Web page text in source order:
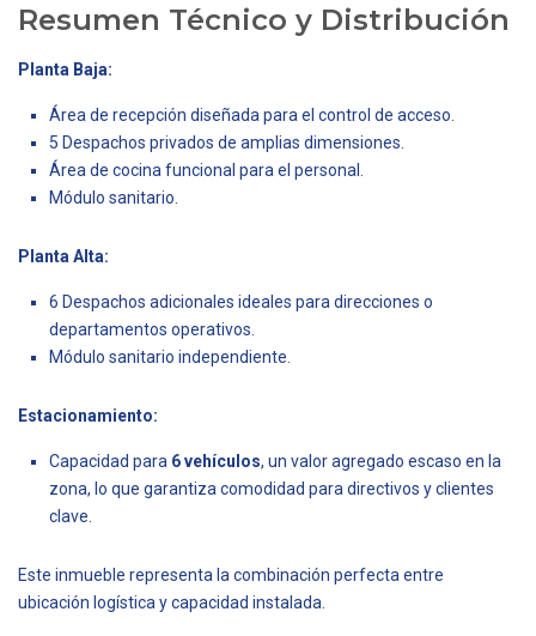
Resumen Técnico y Distribución
Planta Baja:
Área de recepción diseñada para el control de acceso.
5 Despachos privados de amplias dimensiones.
Área de cocina funcional para el personal.
Módulo sanitario.
Planta Alta:
6 Despachos adicionales ideales para direcciones o
departamentos operativos.
Módulo sanitario independiente.
Estacionamiento:
Capacidad para 6 vehículos, un valor agregado escaso en la
zona, lo que garantiza comodidad para directivos y clientes
clave.
Este inmueble representa la combinación perfecta entre
ubicación logística y capacidad instalada.